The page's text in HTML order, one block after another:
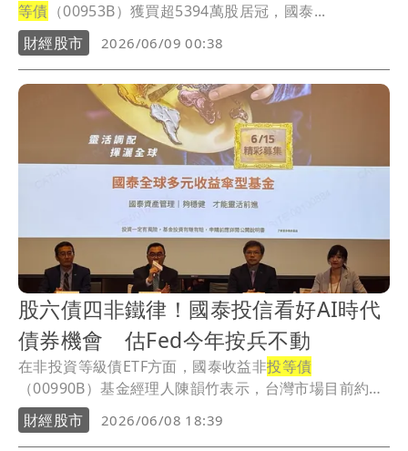
等債 （00953B）獲買超5394萬股居冠，國泰...
財經股市
2026/06/09 00:38
股六債四非鐵律！國泰投信看好AI時代
債券機會 估Fed今年按兵不動
在非投資等級債ETF方面，國泰收益非投等債
（00990B）基金經理人陳韻竹表示，台灣市場目前約有
10...
財經股市 2026/06/08 18:39